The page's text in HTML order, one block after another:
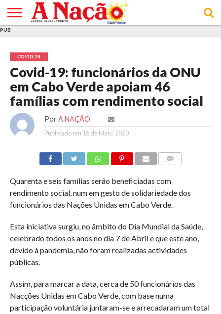
E DE
COOKIES
DE
UTILIZAÇÃO
PUB
COVID-19
Covid-19: funcionários da ONU
em Cabo Verde apoiam 46
famílias com rendimento social
Por A NAÇÃO
Publicado em 16 de Maio, 2020
Quarenta e seis famílias serão beneficiadas com
rendimento social, num em gesto de solidariedade dos
funcionários das Nações Unidas em Cabo Verde.
Esta iniciativa surgiu, no âmbito do Dia Mundial da Saúde,
celebrado todos os anos no dia 7 de Abril e que este ano,
devido à pandemia, não foram realizadas actividades
públicas.
Assim, para marcar a data, cerca de 50 funcionários das
Nacções Unidas em Cabo Verde, com base numa
participação voluntária juntaram-se e arrecadaram um total